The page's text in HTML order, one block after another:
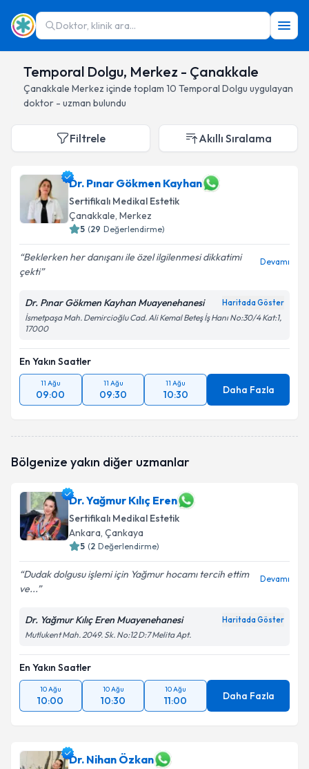
Doktor, klinik ara...
Temporal Dolgu, Merkez - Çanakkale
Çanakkale Merkez içinde toplam 10 Temporal Dolgu uygulayan
doktor - uzman bulundu
Filtrele Akıllı Sıralama
Dr. Pınar Gökmen Kayhan
Sertifikalı Medikal Estetik
Çanakkale, Merkez
5 (29 Değerlendirme)
Beklerken her danışanı ile özel ilgilenmesi dikkatimi
çekti
Devamı
Dr. Pınar Gökmen Kayhan Muayenehanesi Haritada Göster
İsmetpaşa Mah. Demircioğlu Cad. Ali Kemal Beteş İş Hanı No:30/4 Kat:1,
17000
En Yakın Saatler
11 Ağu
09:00
11 Ağu
09:30
11 Ağu
10:30 Daha Fazla
Bölgenize yakın diğer uzmanlar
Dr. Yağmur Kılıç Eren
Sertifikalı Medikal Estetik
Ankara, Çankaya
5 (2 Değerlendirme)
Dudak dolgusu işlemi için Yağmur hocamı tercih ettim
ve...
Devamı
Dr. Yağmur Kılıç Eren Muayenehanesi Haritada Göster
Mutlukent Mah. 2049. Sk. No:12 D:7 Melita Apt.
En Yakın Saatler
10 Ağu
10:00
10 Ağu
10:30
10 Ağu
11:00 Daha Fazla
Dr. Nihan Özkan